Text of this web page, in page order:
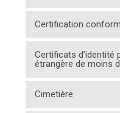
Certification
Certificats d’identité
étrangère de moins
Cimetière